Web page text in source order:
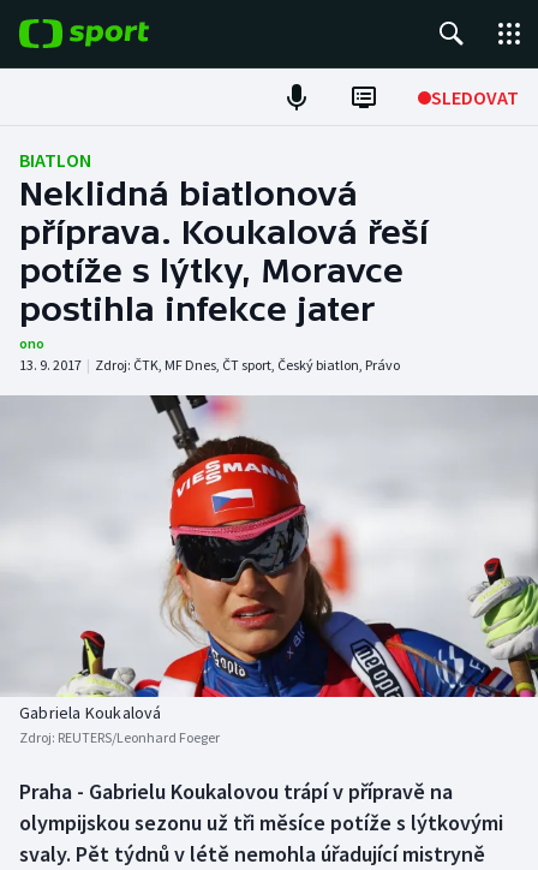
SLEDOVAT
Fotbal
Hokej
Tenis
Atletika
Americký fotbal
Baseball a softbal
Biatlon
Boby a skeleton
Box
Curling
Historické návraty
Aplikace ČT sport
AZ kvíz
BIATLON
Neklidná biatlonová
příprava. Koukalová řeší
potíže s lýtky, Moravce
postihla infekce jater
ono
13. 9. 2017 | Zdroj: ČTK, MF Dnes, ČT sport, Český biatlon, Právo
Gabriela Koukalová
Zdroj: REUTERS/Leonhard Foeger
Praha - Gabrielu Koukalovou trápí v přípravě na
olympijskou sezonu už tři měsíce potíže s lýtkovými
svaly. Pět týdnů v létě nemohla úřadující mistryně